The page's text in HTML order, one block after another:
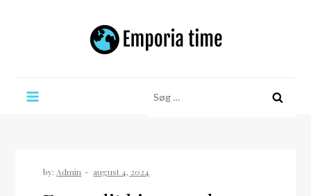
efter:
by: Admin